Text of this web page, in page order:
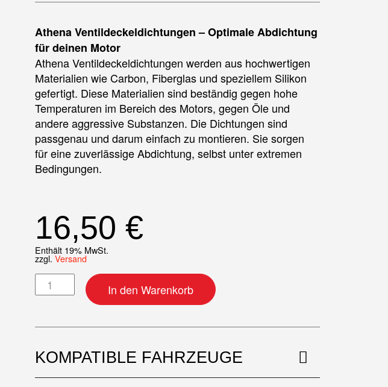
Athena Ventildeckeldichtungen – Optimale Abdichtung
für deinen Motor
Athena Ventildeckeldichtungen werden aus hochwertigen
Materialien wie Carbon, Fiberglas und speziellem Silikon
gefertigt. Diese Materialien sind beständig gegen hohe
Temperaturen im Bereich des Motors, gegen Öle und
andere aggressive Substanzen. Die Dichtungen sind
passgenau und darum einfach zu montieren. Sie sorgen
für eine zuverlässige Abdichtung, selbst unter extremen
Bedingungen.
16,50€
Enthält 19% MwSt.
zzgl.Versand
Ventildeckeldichtung Menge
In den Warenkorb
KOMPATIBLE FAHRZEUGE